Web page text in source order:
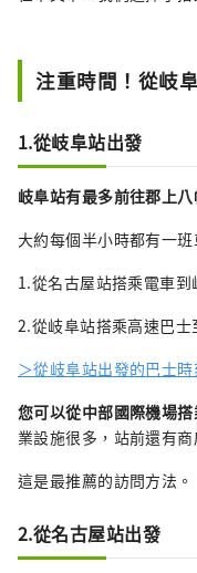
圈，伴隨著現
年剛剛開
人提供翻
注重時間！從岐
1.從岐阜站出發
岐阜站有最多前往郡上
大約每個半小時都有一
1.從名古屋站搭乘電車到
2.從岐阜站搭乘高速巴士
＞從岐阜站出發的巴士時
您可以從中部國際機場
業設施很多，站前還有
這是最推薦的訪問方法。
2.從名古屋站出發